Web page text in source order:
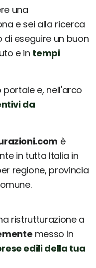
una
e sei alla ricerca
di eseguire un buon
e in tempi
e, nell'arco
da
è
in tutta Italia in
regione, provincia
ristrutturazione a
messo in
edili della tua